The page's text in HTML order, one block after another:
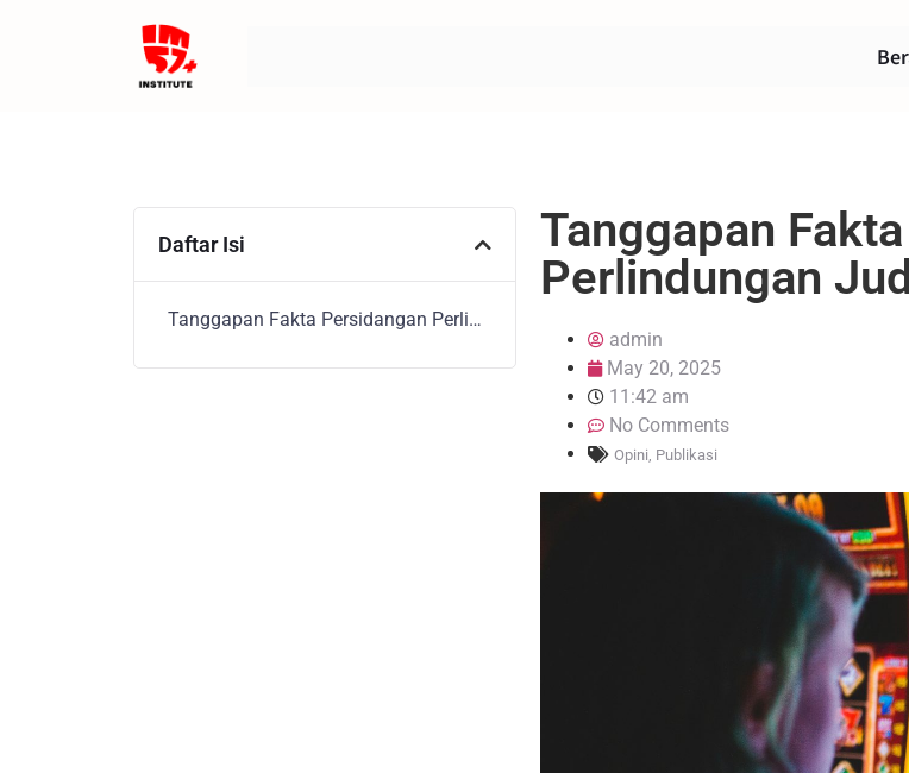
Daftar Isi
Tanggapan Fakta Persidangan Perlindungan Judi Online
Tanggapan
Perlindungan
admin
May 20, 2025
11:42 am
No Comments
Opini, Publikasi